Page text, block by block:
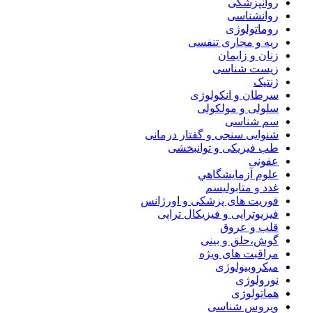
روانشناسی
روماتولوژی
ریه و مجاری تنفسی
زنان و زایمان
زیست شناسی
ژنتیک
سرطان و انکولوژی
سلولی و مولکولی
سم شناسی
شنوایی سنجی و گفتار درمانی
طب فیزیکی و توانبخشی
عفونی
علوم آزمايشگاهي
غدد و متابولیسم
فوریت های پزشکی و اورژانس
فیزیوتراپی و فیزیکال تراپی
قلب و عروق
گوش،حلق و بینی
مراقبت های ویژه
میکروبیولوژی
نورولوژی
هماتولوژی
ویروس شناسی